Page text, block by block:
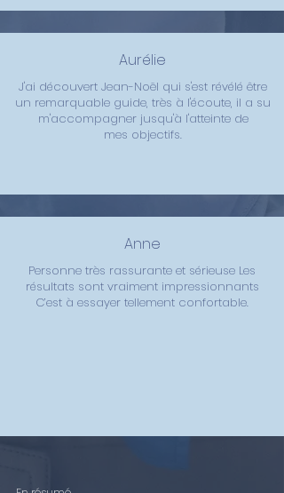
Aurélie
J'ai découvert Jean-Noël qui s'est révélé être
un remarquable guide, très à l'écoute, il a su
m'accompagner jusqu'à l'atteinte de
mes objectifs.
Anne
Personne très rassurante et sérieuse Les
résultats sont vraiment impressionnants
C’est à essayer tellement confortable.